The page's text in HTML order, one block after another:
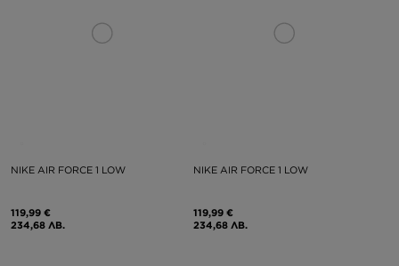
NIKE AIR FORCE 1 LOW
119,99 €
234,68 ЛВ.
NIKE AIR FORCE 1 LOW
119,99 €
234,68 ЛВ.